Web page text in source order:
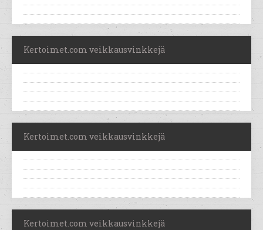
Kertoimet.com veikkausvinkkejä
Kertoimet.com veikkausvinkkejä
Kertoimet.com veikkausvinkkejä